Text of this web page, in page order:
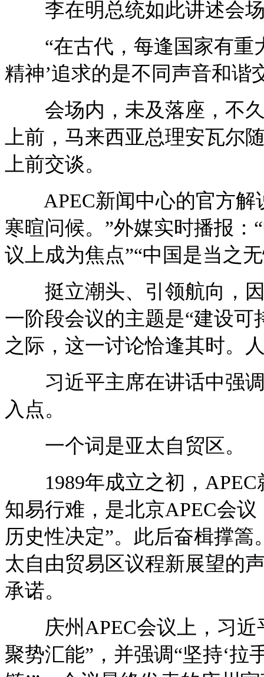
李在明总统如此讲述会场
“在古代，每逢国家有重
精神’追求的是不同声音和谐
会场内，未及落座，不久
上前，马来西亚总理安瓦尔
上前交谈。
APEC新闻中心的官方解
寒暄问候。”外媒实时播报
议上成为焦点”“中国是当之
挺立潮头、引领航向，因
一阶段会议的主题是“建设
之际，这一讨论恰逢其时。
习近平主席在讲话中强调
入点。
一个词是亚太自贸区。
1989年成立之初，APEC
知易行难，是北京APEC会
历史性决定”。此后奋楫撑
太自由贸易区议程新展望的
承诺。
庆州APEC会议上，习近
聚势汇能”，并强调“坚持‘拉